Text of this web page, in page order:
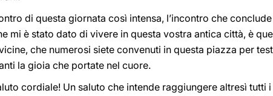
di questa giornata così intensa, l’incontro che
mi è stato dato di vivere in questa vostra antica città, è
che numerosi siete convenuti in questa piazza per
la gioia che portate nel cuore.
cordiale! Un saluto che intende raggiungere altresì tutti